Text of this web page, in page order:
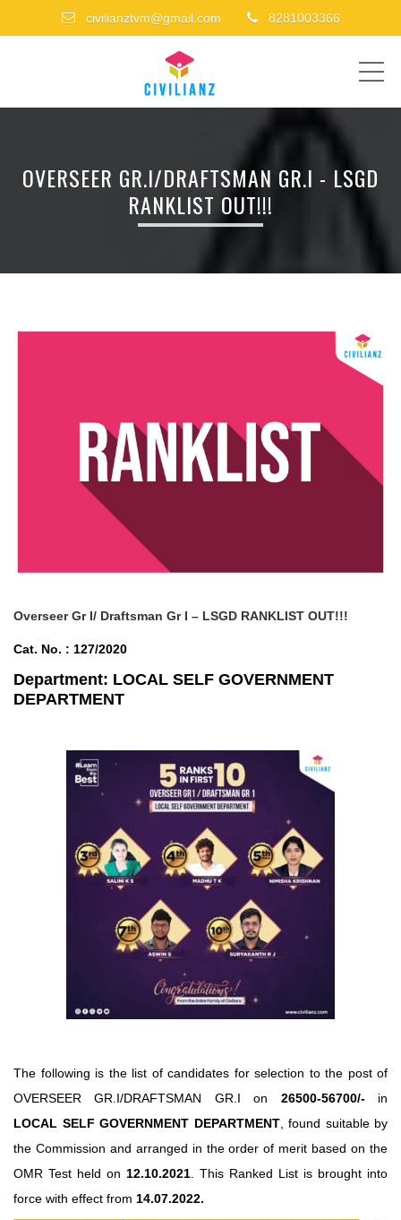
civilianztvm@gmail.com 8281003366
OVERSEER GR.I/DRAFTSMAN GR.I - LSGD
RANKLIST OUT!!!
Overseer Gr I/ Draftsman Gr I – LSGD RANKLIST OUT!!!
Cat. No. : 127/2020
Department: LOCAL SELF GOVERNMENT
DEPARTMENT
The following is the list of candidates for selection to the post of
OVERSEER GR.I/DRAFTSMAN GR.I on 26500-56700/-in
LOCAL SELF GOVERNMENT DEPARTMENT, found suitable by
the Commission and arranged in the order of merit based on the
OMR Test held on 12.10.2021. This Ranked List is brought into
force with effect from 14.07.2022.